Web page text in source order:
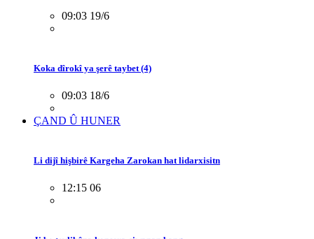
09:03 19/6
Koka dîrokî ya şerê taybet (4)
09:03 18/6
ÇAND Û HUNER
Li dijî hişbirê Kargeha Zarokan hat lidarxisitn
12:15 06